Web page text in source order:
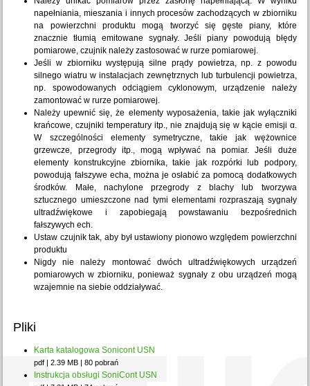
napełniania, mieszania i innych procesów zachodzących w zbiorniku
na powierzchni produktu mogą tworzyć się gęste piany, które
znacznie tłumią emitowane sygnały. Jeśli piany powodują błędy
pomiarowe, czujnik należy zastosować w rurze pomiarowej.
Jeśli w zbiorniku występują silne prądy powietrza, np. z powodu
silnego wiatru w instalacjach zewnętrznych lub turbulencji powietrza,
np. spowodowanych odciągiem cyklonowym, urządzenie należy
zamontować w rurze pomiarowej.
Należy upewnić się, że elementy wyposażenia, takie jak wyłączniki
krańcowe, czujniki temperatury itp., nie znajdują się w kącie emisji α.
W szczególności elementy symetryczne, takie jak wężownice
grzewcze, przegrody itp., mogą wpływać na pomiar. Jeśli duże
elementy konstrukcyjne zbiornika, takie jak rozpórki lub podpory,
powodują fałszywe echa, można je osłabić za pomocą dodatkowych
środków. Małe, nachylone przegrody z blachy lub tworzywa
sztucznego umieszczone nad tymi elementami rozpraszają sygnały
ultradźwiękowe i zapobiegają powstawaniu bezpośrednich
fałszywych ech.
Ustaw czujnik tak, aby był ustawiony pionowo względem powierzchni
produktu
Nigdy nie należy montować dwóch ultradźwiękowych urządzeń
pomiarowych w zbiorniku, ponieważ sygnały z obu urządzeń mogą
wzajemnie na siebie oddziaływać.
Pliki
Karta katalogowa Sonicont USN
pdf | 2.39 MB | 80 pobrań
Instrukcja obsługi SoniCont USN